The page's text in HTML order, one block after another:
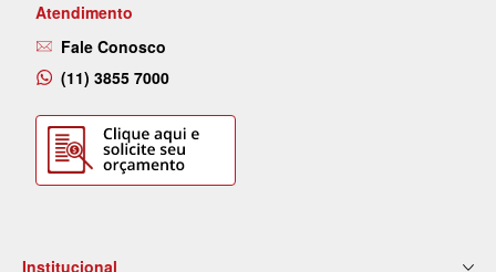
Atendimento
Fale Conosco
(11) 3855 7000
Institucional